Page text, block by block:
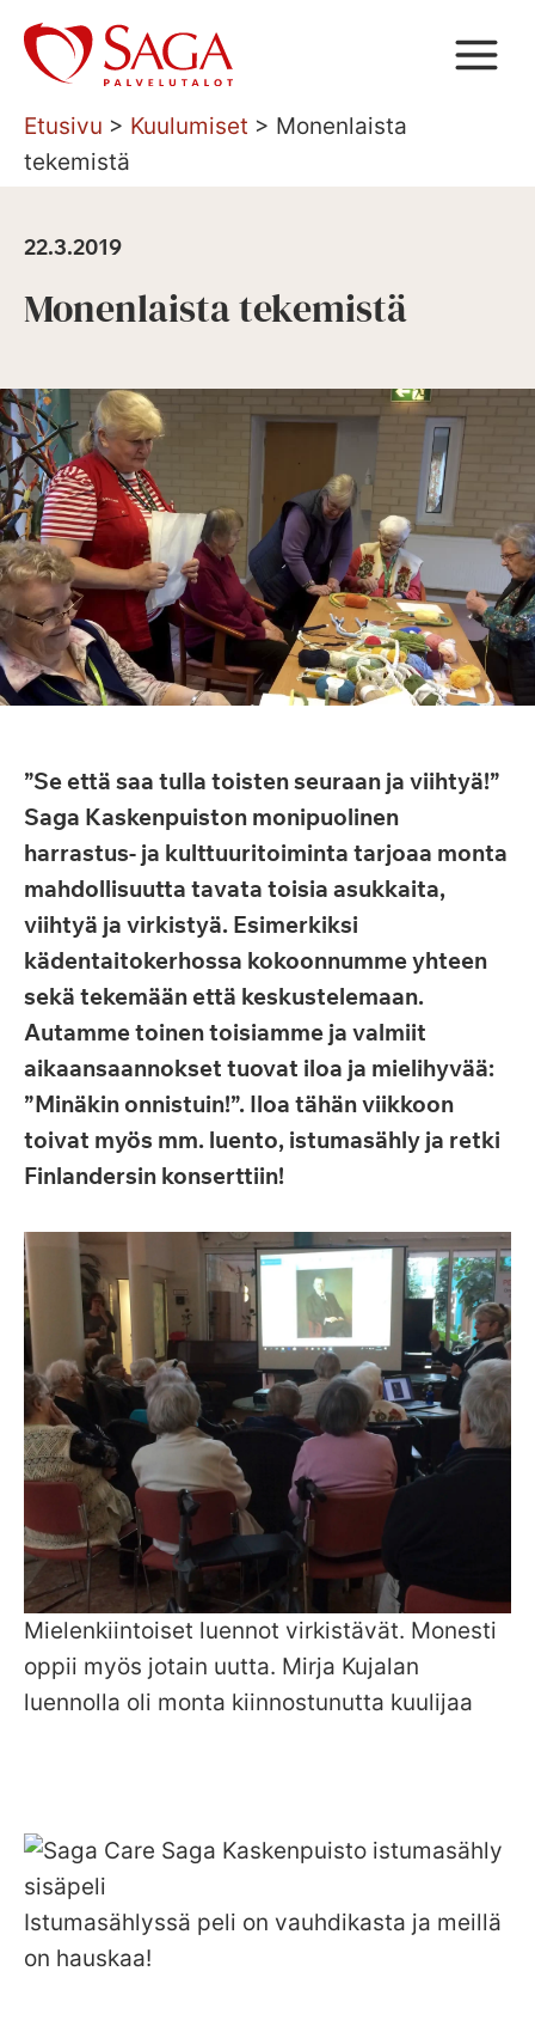
Siirry
sisältöön
Etusivu > Kuulumiset > Monenlaista
tekemistä
22.3.2019
Monenlaista tekemistä
”Se että saa tulla toisten seuraan ja viihtyä!”
Saga Kaskenpuiston monipuolinen
harrastus- ja kulttuuritoiminta tarjoaa monta
mahdollisuutta tavata toisia asukkaita,
viihtyä ja virkistyä. Esimerkiksi
kädentaitokerhossa kokoonnumme yhteen
sekä tekemään että keskustelemaan.
Autamme toinen toisiamme ja valmiit
aikaansaannokset tuovat iloa ja mielihyvää:
”Minäkin onnistuin!”. Iloa tähän viikkoon
toivat myös mm. luento, istumasähly ja retki
Finlandersin konserttiin!
Mielenkiintoiset luennot virkistävät. Monesti
oppii myös jotain uutta. Mirja Kujalan
luennolla oli monta kiinnostunutta kuulijaa
Istumasählyssä peli on vauhdikasta ja meillä
on hauskaa!